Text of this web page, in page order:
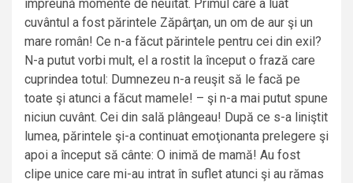
împreună momente de neuitat. Primul care a luat
cuvântul a fost părintele Zăpârţan, un om de aur şi un
mare român! Ce n-a făcut părintele pentru cei din exil?
N-a putut vorbi mult, el a rostit la început o frază care
cuprindea totul: Dumnezeu n-a reuşit să le facă pe
toate şi atunci a făcut mamele! – şi n-a mai putut spune
niciun cuvânt. Cei din sală plângeau! După ce s-a liniştit
lumea, părintele şi-a continuat emoţionanta prelegere şi
apoi a început să cânte: O inimă de mamă! Au fost
clipe unice care mi-au intrat în suflet atunci şi au rămas